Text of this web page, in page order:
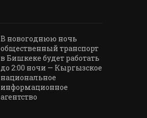
В новогоднюю ночь
общественный транспорт
в Бишкеке будет работать
до 2:00 ночи — Кыргызское
национальное
информационное
агентство